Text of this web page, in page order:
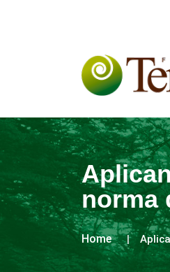
norma
Home